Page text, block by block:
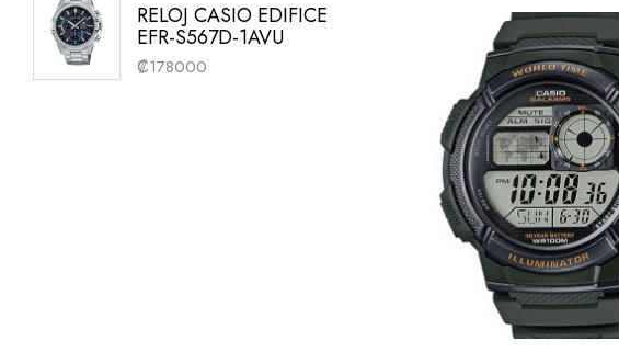
RELOJ CASIO EDIFICE
EFR-S567D-1AVU
₡178000